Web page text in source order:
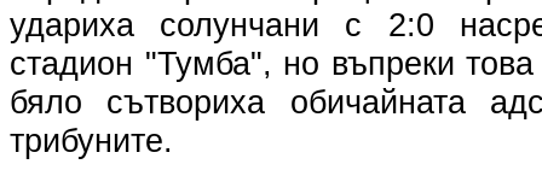
удариха солунчани с 2:0
стадион "Тумба", но въпреки
бяло сътвориха обичайната
трибуните.